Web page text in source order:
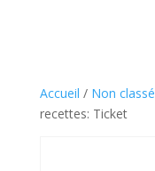
Accueil / Non classé
recettes: Ticket